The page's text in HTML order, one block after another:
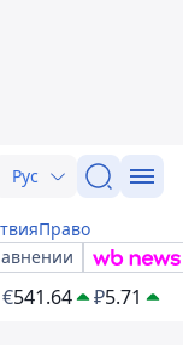
Рус
Право
€541.64 ₽5.71